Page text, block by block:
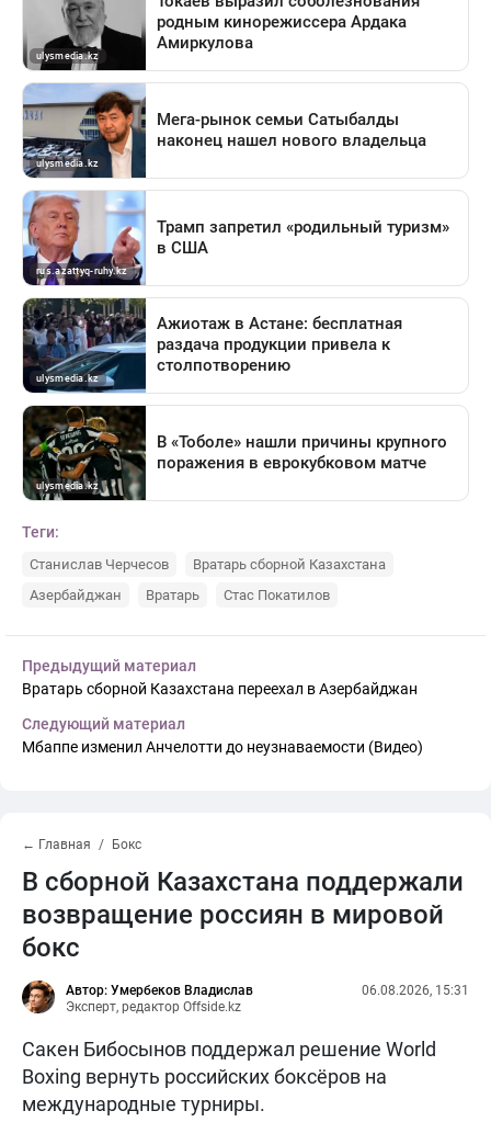
Теги:
Станислав Черчесов
Вратарь сборной Казахстана
Азербайджан
Вратарь Стас Покатилов
Предыдущий материал
Вратарь сборной Казахстана переехал в Азербайджан
Следующий материал
Мбаппе изменил Анчелотти до неузнаваемости (Видео)
← Главная Бокс
В сборной Казахстана поддержали
возвращение россиян в мировой
бокс
Автор: Умербеков Владислав
Эксперт, редактор Offside.kz
06.08.2026, 15:31
Сакен Бибосынов поддержал решение World
Boxing вернуть российских боксёров на
международные турниры.